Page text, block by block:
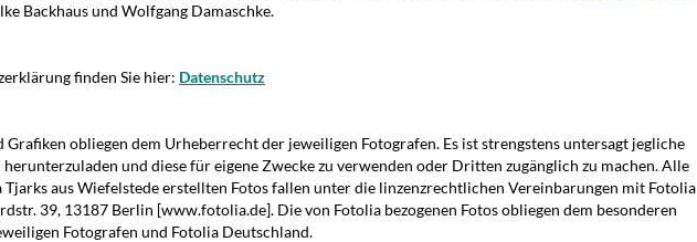
Backhaus und Wolfgang Damaschke.
finden Sie hier: Datenschutz
Grafiken obliegen dem Urheberrecht der jeweiligen Fotografen. Es ist strengstens untersagt jegliche
herunterzuladen und diese für eigene Zwecke zu verwenden oder Dritten zugänglich zu machen. Alle
aus Wiefelstede erstellten Fotos fallen unter die linzenzrechtlichen Vereinbarungen mit Fotolia
39, 13187 Berlin [www.fotolia.de]. Die von Fotolia bezogenen Fotos obliegen dem besonderen
Fotografen und Fotolia Deutschland.